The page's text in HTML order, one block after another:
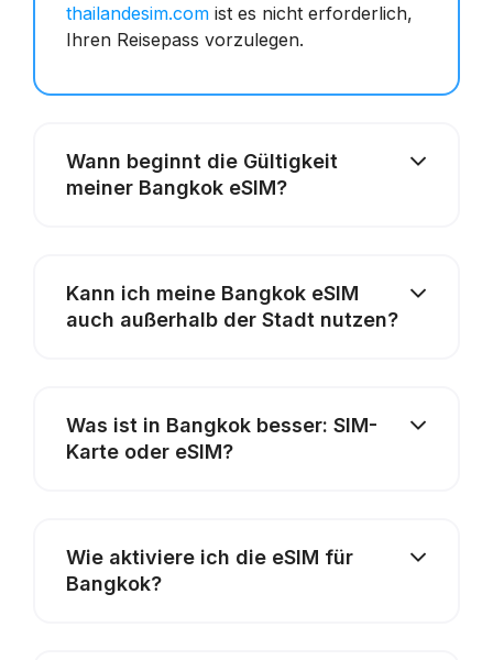
thailandesim.com ist es nicht erforderlich,
Ihren Reisepass vorzulegen.
Wann beginnt die Gültigkeit
meiner Bangkok eSIM?
Kann ich meine Bangkok eSIM
auch außerhalb der Stadt nutzen?
Was ist in Bangkok besser: SIM-
Karte oder eSIM?
Wie aktiviere ich die eSIM für
Bangkok?